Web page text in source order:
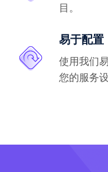
目。
易于配置
使用我们
您的服务设